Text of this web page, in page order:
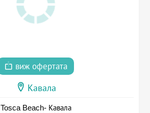
виж офертата
Кавала
Tosca Beach- Кавала